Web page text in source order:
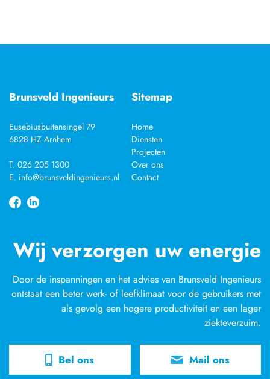
Brunsveld Ingenieurs
Eusebiusbuitensingel 79
6828 HZ Arnhem
T. 026 205 1300
E. info@brunsveldingenieurs.nl
Sitemap
Home
Diensten
Projecten
Over ons
Contact
Wij verzorgen uw energie
Door de inspanningen en het advies van Brunsveld Ingenieurs
ontstaat een beter werk- of leefklimaat voor de gebruikers met
als gevolg een hogere productiviteit en een lager
ziekteverzuim.
Bel ons Mail ons